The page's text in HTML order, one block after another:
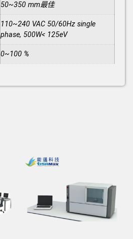
50~350 mm最佳
110~240 VAC 50/60Hz single
phase, 500W< 125eV
0~100 %